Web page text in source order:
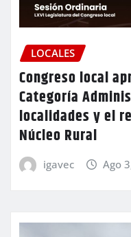
LOCALES
Congreso local
Categoría
localidades y el
Núcleo Rural
igavec Ago